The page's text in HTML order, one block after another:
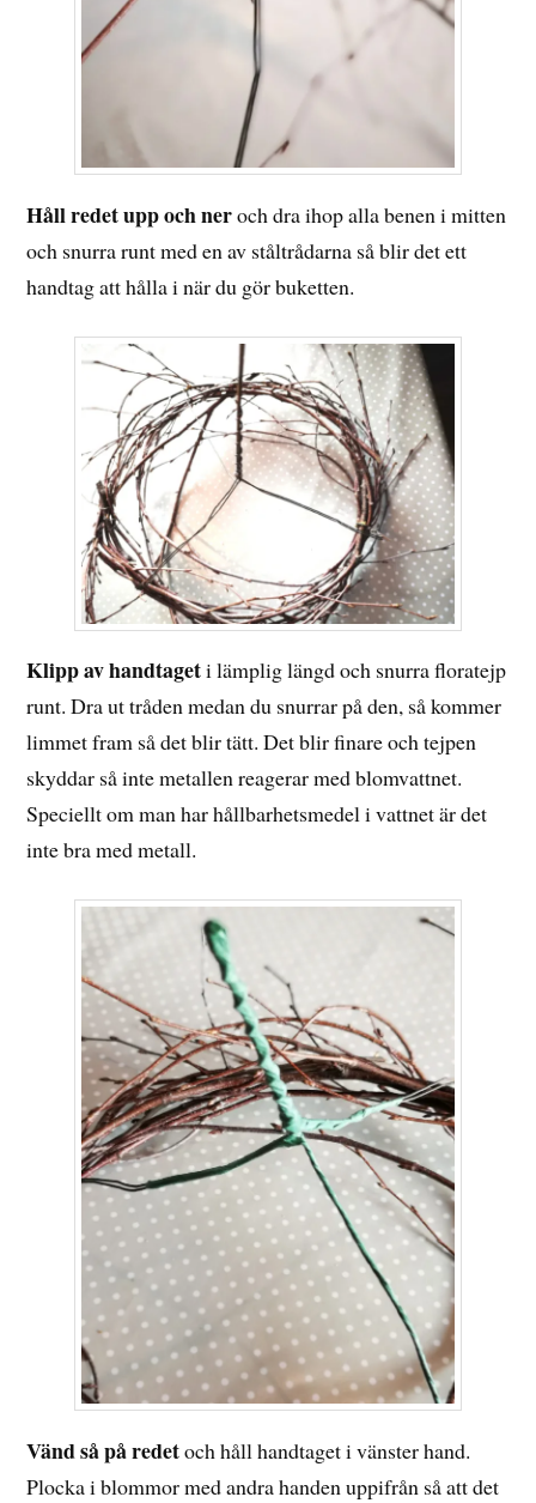
Håll redet upp och neroch dra ihop alla benen i mitten
och snurra runt med en av ståltrådarna så blir det ett
handtag att hålla i när du gör buketten.
Klipp av handtageti lämplig längd och snurra floratejp
runt. Dra ut tråden medan du snurrar på den, så kommer
limmet fram så det blir tätt. Det blir finare och tejpen
skyddar så inte metallen reagerar med blomvattnet.
Speciellt om man har hållbarhetsmedel i vattnet är det
inte bra med metall.
Vänd så på redetoch håll handtaget i vänster hand.
Plocka i blommor med andra handen uppifrån så att det